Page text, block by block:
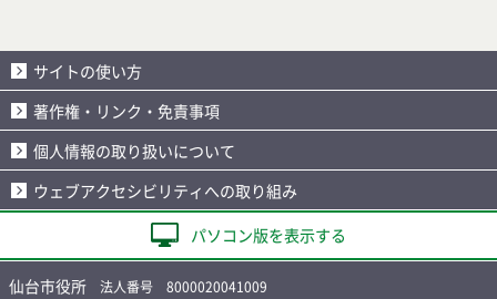
サイトの使い方
著作権・リンク・免責事項
個人情報の取り扱いについて
ウェブアクセシビリティへの取り組み
パソコン版を表示する
仙台市役所 法人番号 8000020041009